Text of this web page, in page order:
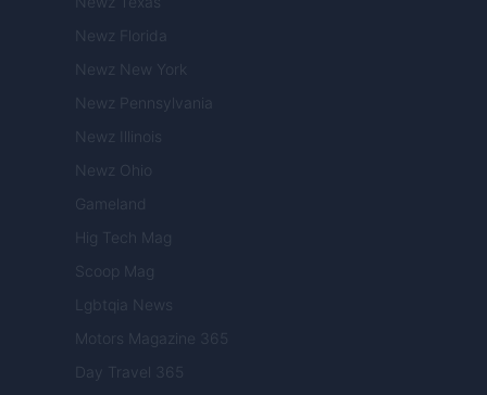
Newz Florida
Newz New York
Newz Pennsylvania
Newz Illinois
Newz Ohio
Gameland
Hig Tech Mag
Scoop Mag
Lgbtqia News
Motors Magazine 365
Day Travel 365